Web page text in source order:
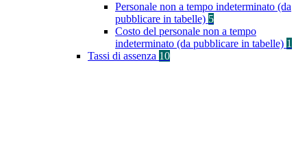
Personale non a tempo indeterminato (da
pubblicare in tabelle) 5
Costo del personale non a tempo
indeterminato (da pubblicare in tabelle) 1
Tassi di assenza 10